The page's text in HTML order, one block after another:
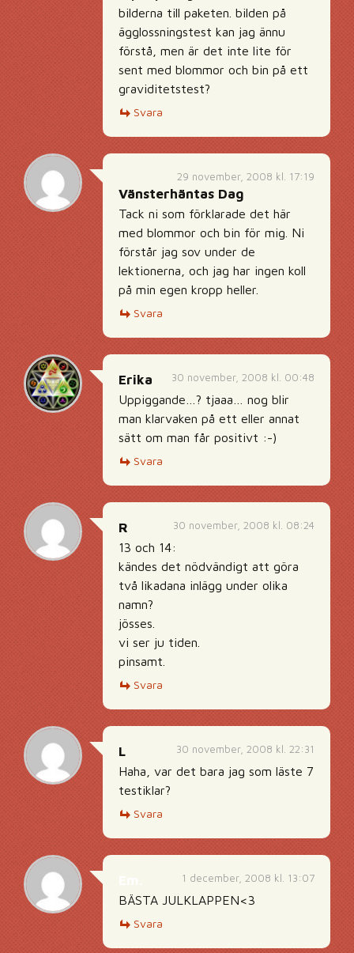
bilderna till paketen. bilden på
ägglossningstest kan jag ännu
förstå, men är det inte lite för
sent med blommor och bin på ett
graviditetstest?
Svara
29 november, 2008 kl. 17:19
Vänsterhäntas Dag
Tack ni som förklarade det här
med blommor och bin för mig. Ni
förstår jag sov under de
lektionerna, och jag har ingen koll
på min egen kropp heller.
Svara
30 november, 2008 kl. 00:48
Erika
Uppiggande…? tjaaa… nog blir
man klarvaken på ett eller annat
sätt om man får positivt :-)
Svara
30 november, 2008 kl. 08:24
R
13 och 14:
kändes det nödvändigt att göra
två likadana inlägg under olika
namn?
jösses.
vi ser ju tiden.
pinsamt.
Svara
30 november, 2008 kl. 22:31
L
Haha, var det bara jag som läste 7
testiklar?
Svara
1 december, 2008 kl. 13:07
BÄSTA JULKLAPPEN<3
Svara